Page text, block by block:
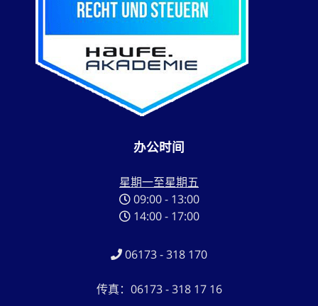
办公时间
星期一至星期五
09:00 - 13:00
14:00 - 17:00
06173 - 318 170
传真：06173 - 318 17 16